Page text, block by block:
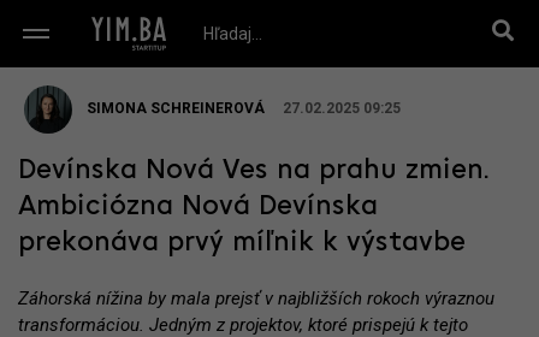
SIMONA SCHREINEROVÁ 27.02.2025 09:25
Devínska Nová Ves na prahu zmien.
Ambiciózna Nová Devínska
prekonáva prvý míľnik k výstavbe
Záhorská nížina by mala prejsť v najbližších rokoch výraznou
transformáciou. Jedným z projektov, ktoré prispejú k tejto